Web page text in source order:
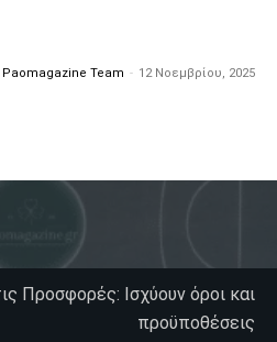
Paomagazine Team - 12 Νοεμβρίου, 2025
Προσφορές: Ισχύουν όροι και
προϋποθέσεις